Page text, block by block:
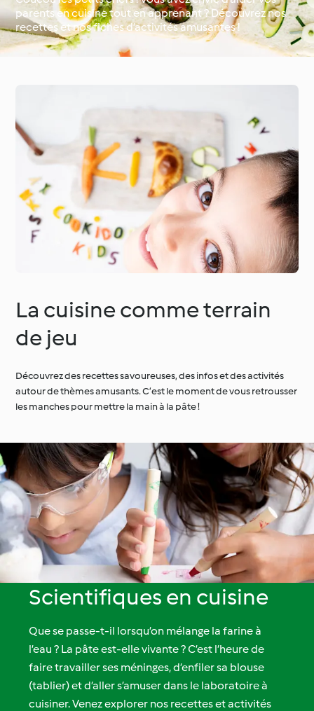
Occasions spéciales et
Autour du monde avec
parents en cuisine tout en apprenant ? Découvrez nos
recettes et nos fiches d’activités amusantes !
La cuisine comme terrain
de jeu
Découvrez des recettes savoureuses, des infos et des activités
autour de thèmes amusants. C’est le moment de vous retrousser
les manches pour mettre la main à la pâte !
Scientifiques en cuisine
Que se passe-t-il lorsqu’on mélange la farine à
l’eau ? La pâte est-elle vivante ? C’est l’heure de
faire travailler ses méninges, d’enfiler sa blouse
(tablier) et d’aller s’amuser dans le laboratoire à
cuisiner. Venez explorer nos recettes et activités